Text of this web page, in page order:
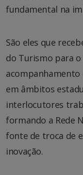
fundamental na
São eles que
do Turismo para
acompanhamento
em âmbitos
interlocutores
formando a Rede
fonte de troca de
inovação.